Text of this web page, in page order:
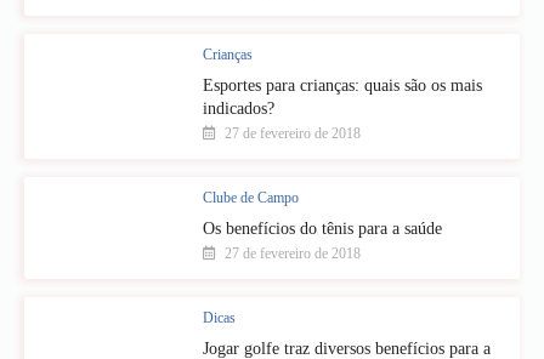
Crianças
Esportes para crianças: quais são os mais
indicados?
27 de fevereiro de 2018
Clube de Campo
Os benefícios do tênis para a saúde
27 de fevereiro de 2018
Dicas
Jogar golfe traz diversos benefícios para a